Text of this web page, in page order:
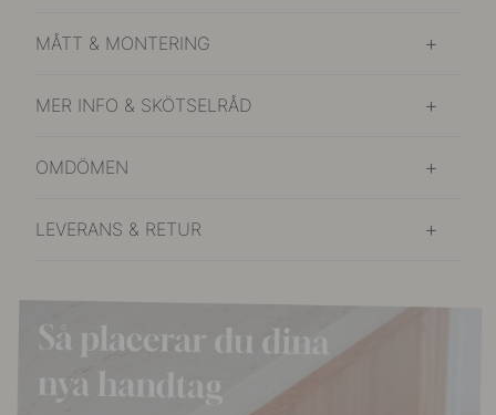
MÅTT & MONTERING
MER INFO & SKÖTSELRÅD
OMDÖMEN
LEVERANS & RETUR